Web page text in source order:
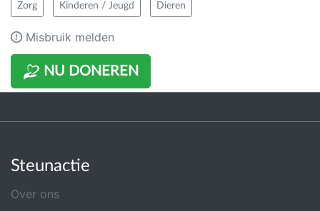
NU DONEREN
Zorg Kinderen / Jeugd Dieren
Misbruik melden
Steunactie
Over ons